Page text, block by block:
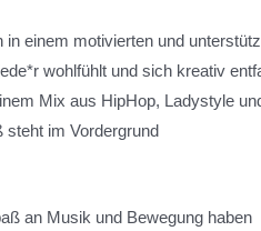
in einem motivierten und
wohlfühlt und sich kreativ
Mix aus HipHop, Ladystyle
steht im Vordergrund
an Musik und Bewegung haben